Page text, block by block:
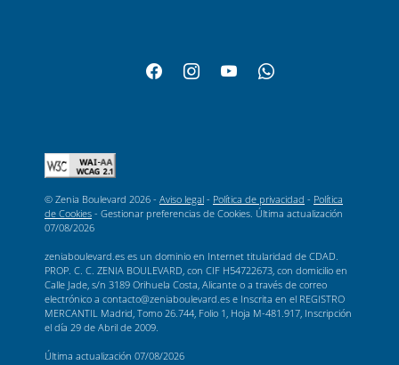
© Zenia Boulevard 2026 - Aviso legal - Política de privacidad - Política
de Cookies - Gestionar preferencias de Cookies. Última actualización
07/08/2026
zeniaboulevard.es es un dominio en Internet titularidad de CDAD.
PROP. C. C. ZENIA BOULEVARD, con CIF H54722673, con domicilio en
Calle Jade, s/n 3189 Orihuela Costa, Alicante o a través de correo
electrónico a contacto@zeniaboulevard.es e Inscrita en el REGISTRO
MERCANTIL Madrid, Tomo 26.744, Folio 1, Hoja M-481.917, Inscripción
el día 29 de Abril de 2009.
Última actualización 07/08/2026